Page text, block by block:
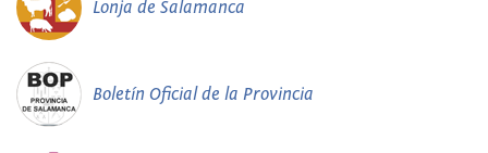
Lonja de Salamanca
Boletín Oficial de la Provincia